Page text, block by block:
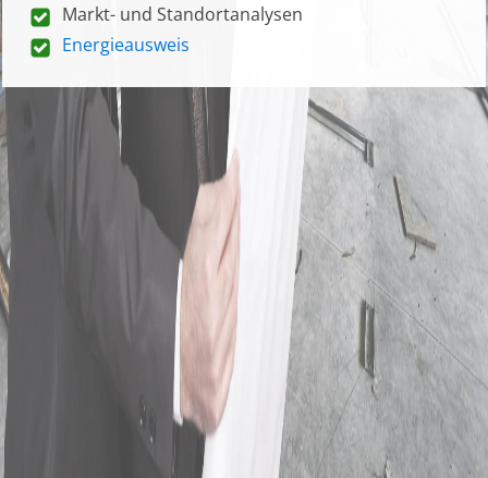
Markt- und Standortanalysen
Energieausweis